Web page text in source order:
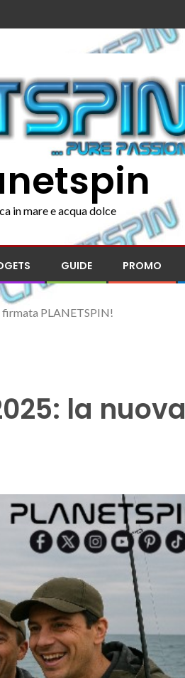
in mare e acqua dolce
GUIDE PROMO
PLANETSPIN!
la nuova